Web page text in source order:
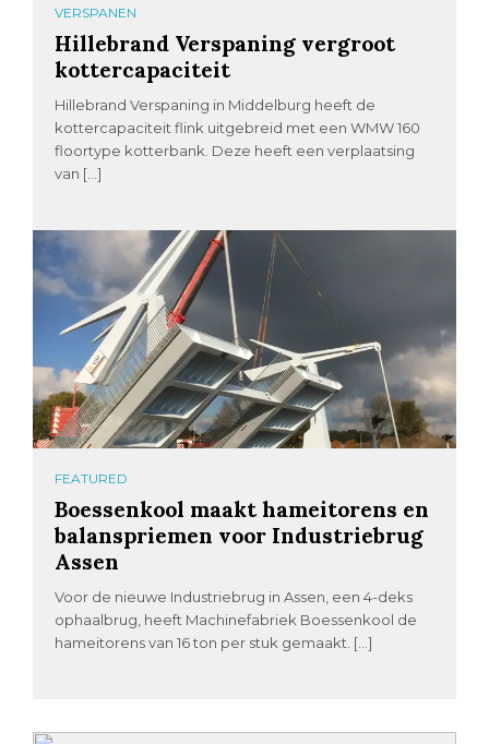
VERSPANEN
Hillebrand Verspaning vergroot
kottercapaciteit
Hillebrand Verspaning in Middelburg heeft de
kottercapaciteit flink uitgebreid met een WMW 160
floortype kotterbank. Deze heeft een verplaatsing
van […]
FEATURED
Boessenkool maakt hameitorens en
balanspriemen voor Industriebrug
Assen
Voor de nieuwe Industriebrug in Assen, een 4-deks
ophaalbrug, heeft Machinefabriek Boessenkool de
hameitorens van 16 ton per stuk gemaakt. […]